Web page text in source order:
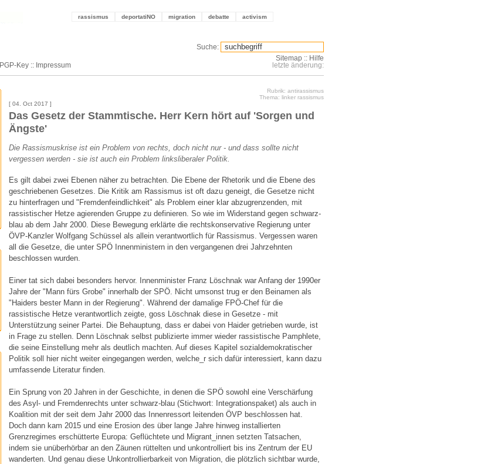
rassismus deportatiNO migration debatte activism
PGP-Key :: Impressum
Suche:
Sitemap :: Hilfe
letzte änderung:
Rubrik: antirassismus
Thema: linker rassismus
[ 04. Oct 2017 ]
Das Gesetz der Stammtische. Herr Kern hört auf 'Sorgen und
Ängste'
Die Rassismuskrise ist ein Problem von rechts, doch nicht nur - und dass sollte nicht
vergessen werden - sie ist auch ein Problem linksliberaler Politik.
Es gilt dabei zwei Ebenen näher zu betrachten. Die Ebene der Rhetorik und die Ebene des
geschriebenen Gesetzes. Die Kritik am Rassismus ist oft dazu geneigt, die Gesetze nicht
zu hinterfragen und "Fremdenfeindlichkeit" als Problem einer klar abzugrenzenden, mit
rassistischer Hetze agierenden Gruppe zu definieren. So wie im Widerstand gegen schwarz-
blau ab dem Jahr 2000. Diese Bewegung erklärte die rechtskonservative Regierung unter
ÖVP-Kanzler Wolfgang Schüssel als allein verantwortlich für Rassismus. Vergessen waren
all die Gesetze, die unter SPÖ Innenministern in den vergangenen drei Jahrzehnten
beschlossen wurden.
Einer tat sich dabei besonders hervor. Innenminister Franz Löschnak war Anfang der 1990er
Jahre der "Mann fürs Grobe" innerhalb der SPÖ. Nicht umsonst trug er den Beinamen als
"Haiders bester Mann in der Regierung". Während der damalige FPÖ-Chef für die
rassistische Hetze verantwortlich zeigte, goss Löschnak diese in Gesetze - mit
Unterstützung seiner Partei. Die Behauptung, dass er dabei von Haider getrieben wurde, ist
in Frage zu stellen. Denn Löschnak selbst publizierte immer wieder rassistische Pamphlete,
die seine Einstellung mehr als deutlich machten. Auf dieses Kapitel sozialdemokratischer
Politik soll hier nicht weiter eingegangen werden, welche_r sich dafür interessiert, kann dazu
umfassende Literatur finden.
Ein Sprung von 20 Jahren in der Geschichte, in denen die SPÖ sowohl eine Verschärfung
des Asyl- und Fremdenrechts unter schwarz-blau (Stichwort: Integrationspaket) als auch in
Koalition mit der seit dem Jahr 2000 das Innenressort leitenden ÖVP beschlossen hat.
Doch dann kam 2015 und eine Erosion des über lange Jahre hinweg installierten
Grenzregimes erschütterte Europa: Geflüchtete und Migrant_innen setzten Tatsachen,
indem sie unüberhörbar an den Zäunen rüttelten und unkontrolliert bis ins Zentrum der EU
wanderten. Und genau diese Unkontrollierbarkeit von Migration, die plötzlich sichtbar wurde,